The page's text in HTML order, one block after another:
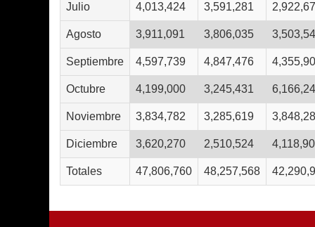
Julio 4,013,424 3,591,281
Agosto 3,911,091 3,806,035
Septiembre 4,597,739 4,847,476
Octubre 4,199,000 3,245,431
Noviembre 3,834,782 3,285,619
Diciembre 3,620,270 2,510,524
Totales 47,806,760 48,257,568